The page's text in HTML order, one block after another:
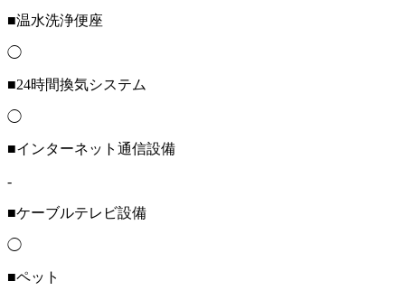
■温水洗浄便座
◯
■24時間換気システム
◯
■インターネット通信設備
-
■ケーブルテレビ設備
◯
■ペット